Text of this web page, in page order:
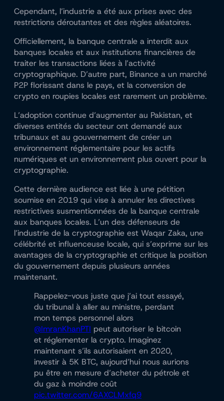
Cependant, l’industrie a été aux prises avec des
restrictions déroutantes et des règles aléatoires.
Officiellement, la banque centrale a interdit aux
banques locales et aux institutions financières de
traiter les transactions liées à l’activité
cryptographique. D’autre part, Binance a un marché
P2P florissant dans le pays, et la conversion de
crypto en roupies locales est rarement un problème.
L’adoption continue d’augmenter au Pakistan, et
diverses entités du secteur ont demandé aux
tribunaux et au gouvernement de créer un
environnement réglementaire pour les actifs
numériques et un environnement plus ouvert pour la
cryptographie.
Cette dernière audience est liée à une pétition
soumise en 2019 qui vise à annuler les directives
restrictives susmentionnées de la banque centrale
aux banques locales. L’un des défenseurs de
l’industrie de la cryptographie est Waqar Zaka, une
célébrité et influenceuse locale, qui s’exprime sur les
avantages de la cryptographie et critique la position
du gouvernement depuis plusieurs années
maintenant.
Rappelez-vous juste que j’ai tout essayé,
du tribunal à aller au ministre, perdant
mon temps personnel alors
@ImranKhanPTI peut autoriser le bitcoin
et réglementer la crypto. Imaginez
maintenant s’ils autorisaient en 2020,
investir à 5K BTC, aujourd’hui nous aurions
pu être en mesure d’acheter du pétrole et
du gaz à moindre coût
pic.twitter.com/6AXCLMxfq9